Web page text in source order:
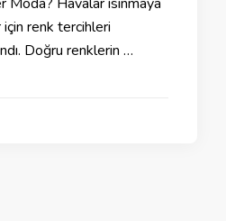
için renk tercihleri
Doğru renklerin …